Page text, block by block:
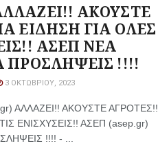
ΑΚΟΥΣΤΕ
ΕΙΔΗΣΗ ΓΙΑ ΟΛΕΣ
ΑΣΕΠ ΝΕΑ
ΠΡΟΣΛΗΨΕΙΣ !!!!
3 ΟΚΤΩΒΡΊΟΥ, 2023
ΑΛΛΑΖΕΙ!! ΑΚΟΥΣΤΕ ΑΓΡΟΤΕΣ!!
ΕΝΙΣΧΥΣΕΙΣ!! ΑΣΕΠ (asep.gr)
!!!! - ...